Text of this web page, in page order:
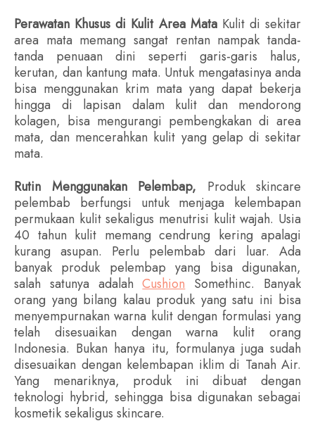
Perawatan Khusus di Kulit Area Mata Kulit di sekitar
area mata memang sangat rentan nampak tanda-
tanda penuaan dini seperti garis-garis halus,
kerutan, dan kantung mata. Untuk mengatasinya anda
bisa menggunakan krim mata yang dapat bekerja
hingga di lapisan dalam kulit dan mendorong
kolagen, bisa mengurangi pembengkakan di area
mata, dan mencerahkan kulit yang gelap di sekitar
mata.
Rutin Menggunakan Pelembap, Produk skincare
pelembab berfungsi untuk menjaga kelembapan
permukaan kulit sekaligus menutrisi kulit wajah. Usia
40 tahun kulit memang cendrung kering apalagi
kurang asupan. Perlu pelembab dari luar. Ada
banyak produk pelembap yang bisa digunakan,
salah satunya adalahCushion Somethinc. Banyak
orang yang bilang kalau produk yang satu ini bisa
menyempurnakan warna kulit dengan formulasi yang
telah disesuaikan dengan warna kulit orang
Indonesia. Bukan hanya itu, formulanya juga sudah
disesuaikan dengan kelembapan iklim di Tanah Air.
Yang menariknya, produk ini dibuat dengan
teknologi hybrid, sehingga bisa digunakan sebagai
kosmetik sekaligus skincare.